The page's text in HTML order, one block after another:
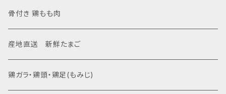
骨付き 鶏もも肉
産地直送 新鮮たまご
鶏ガラ・鶏頭・鶏足(もみじ)